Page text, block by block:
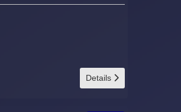
Details